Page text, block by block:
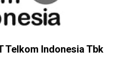
Telkom Indonesia Tbk